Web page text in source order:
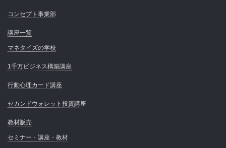
コンセプト事業部
講座一覧
マネタイズの学校
1千万ビジネス構築講座
行動心理カード講座
セカンドウォレット投資講座
教材販売
セミナー・講座・教材